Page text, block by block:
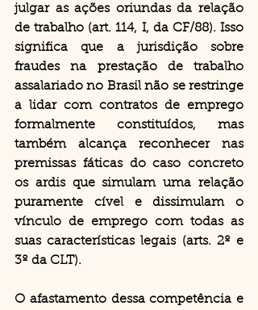
julgar as ações oriundas da relação
de trabalho (art. 114, I, da CF/88). Isso
significa que a jurisdição sobre
fraudes na prestação de trabalho
assalariado no Brasil não se restringe
a lidar com contratos de emprego
formalmente constituídos, mas
também alcança reconhecer nas
premissas fáticas do caso concreto
os ardis que simulam uma relação
puramente cível e dissimulam o
vínculo de emprego com todas as
suas características legais (arts. 2º e
3º da CLT).
O afastamento dessa competência e